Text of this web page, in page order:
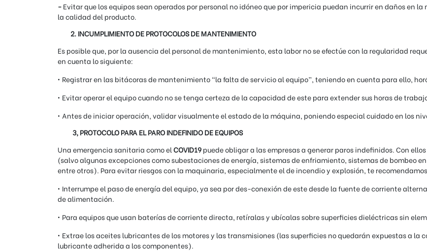
-Evitar que los equipos sean operados por personal no idóneo que por impericia puedan incurrir en daños en
la calidad del producto.
2. INCUMPLIMIENTO DE PROTOCOLOS DE MANTENIMIENTO
Es posible que, por la ausencia del personal de mantenimiento, esta labor no se efectúe con la regularidad
en cuenta lo siguiente:
• Registrar en las bitácoras de mantenimiento “la falta de servicio al equipo”, teniendo en cuenta para ello,
• Evitar operar el equipo cuando no se tenga certeza de la capacidad de este para extender sus horas de
• Antes de iniciar operación, validar visualmente el estado de la máquina, poniendo especial cuidado en los
3, PROTOCOLO PARA EL PARO INDEFINIDO DE EQUIPOS
Una emergencia sanitaria como elCOVID19puede obligar a las empresas a generar paros indefinidos. Con
(salvo algunas excepciones como subestaciones de energía, sistemas de enfriamiento, sistemas de bombeo
entre otros). Para evitar riesgos con la maquinaria, especialmente el de incendio y explosión, te
• Interrumpe el paso de energía del equipo, ya sea por des-conexión de este desde la fuente de corriente
de alimentación.
• Para equipos que usan baterías de corriente directa, retíralas y ubícalas sobre superficies dieléctricas sin
• Extrae los aceites lubricantes de los motores y las transmisiones (las superficies no quedarán expuestas a la
lubricante adherida a los componentes).